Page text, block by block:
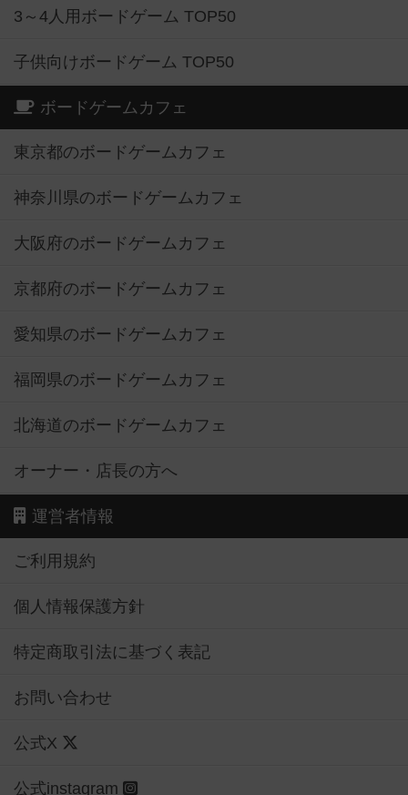
3～4人用ボードゲーム TOP50
子供向けボードゲーム TOP50
ボードゲームカフェ
東京都のボードゲームカフェ
神奈川県のボードゲームカフェ
大阪府のボードゲームカフェ
京都府のボードゲームカフェ
愛知県のボードゲームカフェ
福岡県のボードゲームカフェ
北海道のボードゲームカフェ
オーナー・店長の方へ
運営者情報
ご利用規約
個人情報保護方針
特定商取引法に基づく表記
お問い合わせ
公式X
公式instagram